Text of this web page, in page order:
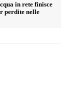
in rete finisce
perdite nelle